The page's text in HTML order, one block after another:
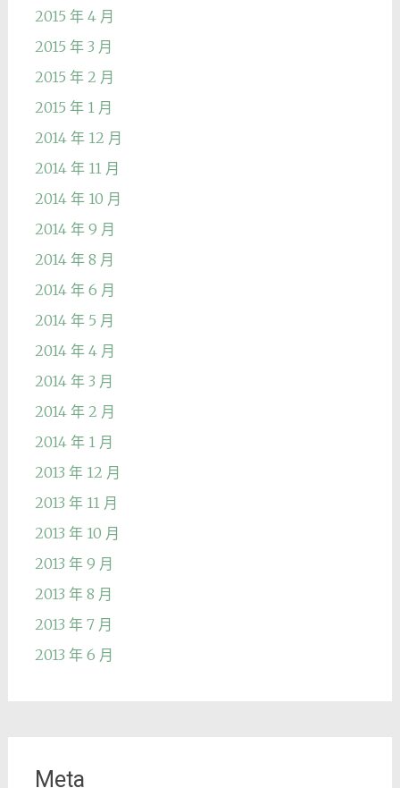
2015 年 4 月
2015 年 3 月
2015 年 2 月
2015 年 1 月
2014 年 12 月
2014 年 11 月
2014 年 10 月
2014 年 9 月
2014 年 8 月
2014 年 6 月
2014 年 5 月
2014 年 4 月
2014 年 3 月
2014 年 2 月
2014 年 1 月
2013 年 12 月
2013 年 11 月
2013 年 10 月
2013 年 9 月
2013 年 8 月
2013 年 7 月
2013 年 6 月
Meta